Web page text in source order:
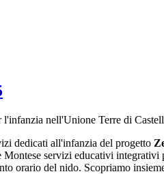
nell'Unione Terre di
dedicati all'infanzia del progetto
servizi educativi integrativi
orario del nido. Scopriamo